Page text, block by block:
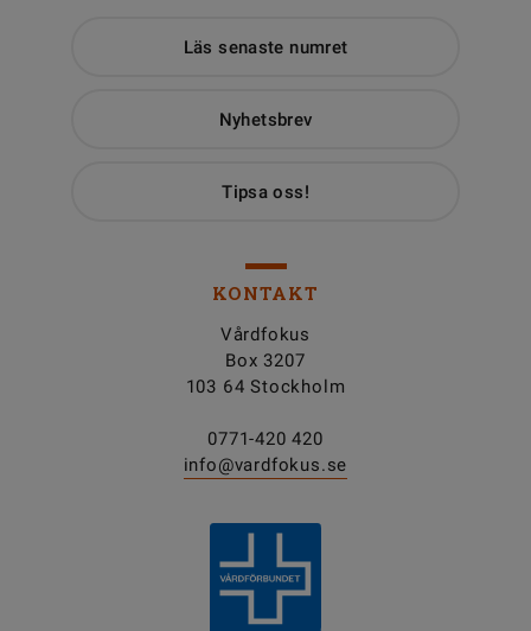
Läs senaste numret
Nyhetsbrev
Tipsa oss!
KONTAKT
Vårdfokus
Box 3207
103 64 Stockholm
0771-420 420
info@vardfokus.se